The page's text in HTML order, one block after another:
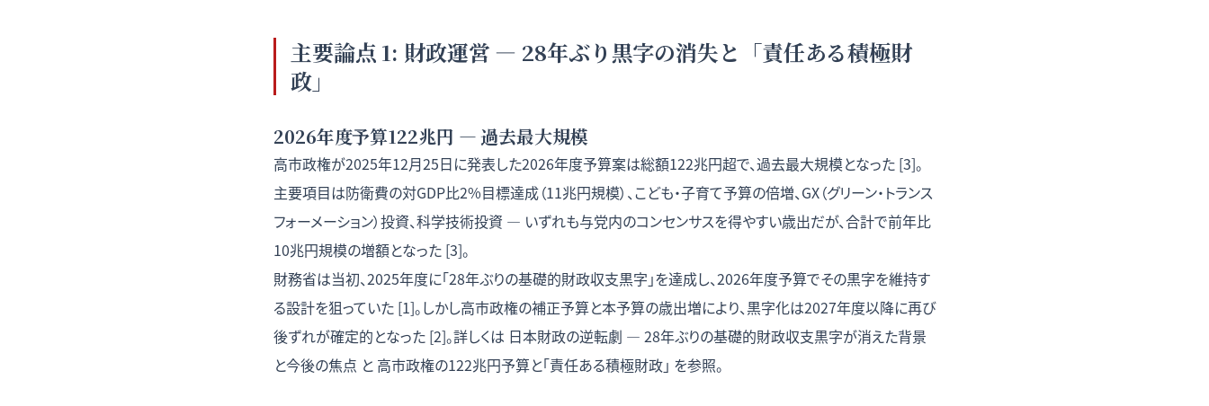
主要論点 1: 財政運営 — 28年ぶり黒字の消失と「責任ある積極財
政」
2026年度予算122兆円 — 過去最大規模
高市政権が2025年12月25日に発表した2026年度予算案は総額122兆円超で、過去最大規模となった [3]。
主要項目は防衛費の対GDP比2%目標達成（11兆円規模）、こども・子育て予算の倍増、GX（グリーン・トランス
フォーメーション）投資、科学技術投資 — いずれも与党内のコンセンサスを得やすい歳出だが、合計で前年比
10兆円規模の増額となった [3]。
財務省は当初、2025年度に「28年ぶりの基礎的財政収支黒字」を達成し、2026年度予算でその黒字を維持す
る設計を狙っていた [1]。しかし高市政権の補正予算と本予算の歳出増により、黒字化は2027年度以降に再び
後ずれが確定的となった [2]。詳しくは 日本財政の逆転劇 — 28年ぶりの基礎的財政収支黒字が消えた背景
と今後の焦点 と 高市政権の122兆円予算と「責任ある積極財政」 を参照。